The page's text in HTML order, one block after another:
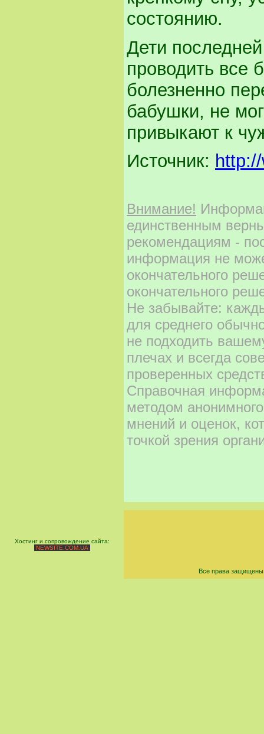
состоянию.
Дети
проводить все
болезненно
бабушки, не
привыкают к
Источник:
Внимание!
единственным
рекомендациям -
информация не
окончательного
окончательного
Не забывайте:
для среднего
не подходить
плечах и всегда
проверенных
Справочная
методом
мнений и оценок,
точкой зрения
Хостинг и сопровождение сайта:
NEWSITE.COM.UA
Все права